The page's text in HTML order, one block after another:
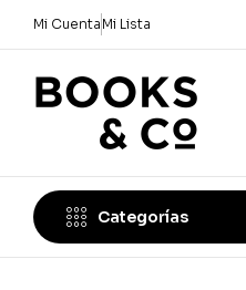
Mi Cuenta Mi Lista
Categorías